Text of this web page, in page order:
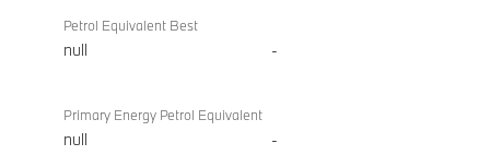
Petrol Equivalent Best
null -
Primary Energy Petrol Equivalent
null -